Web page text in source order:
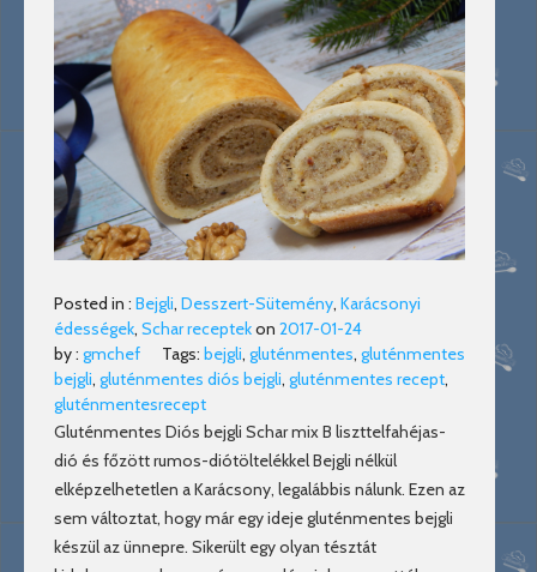
Posted in : Bejgli, Desszert-Sütemény, Karácsonyi
édességek, Schar receptekon 2017-01-24
by : gmchef Tags: bejgli, gluténmentes, gluténmentes
bejgli, gluténmentes diós bejgli, gluténmentes recept,
gluténmentesrecept
Gluténmentes Diós bejgli Schar mix B liszttelfahéjas-
dió és főzött rumos-diótöltelékkel Bejgli nélkül
elképzelhetetlen a Karácsony, legalábbis nálunk. Ezen az
sem változtat, hogy már egy ideje gluténmentes bejgli
készül az ünnepre. Sikerült egy olyan tésztát